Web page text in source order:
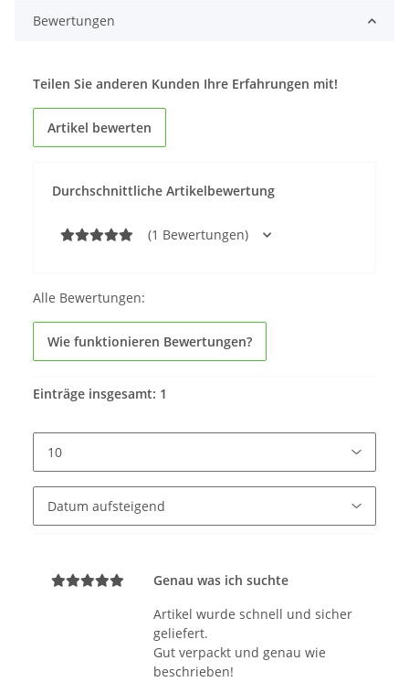
Bewertungen
Durchschnittliche Artikelbewertung
(1 Bewertungen)
Teilen Sie anderen Kunden Ihre Erfahrungen mit!
Artikel bewerten
Alle Bewertungen:
Wie funktionieren Bewertungen?
Einträge insgesamt: 1
Genau was ich suchte
Artikel wurde schnell und sicher
geliefert.
Gut verpackt und genau wie
beschrieben!